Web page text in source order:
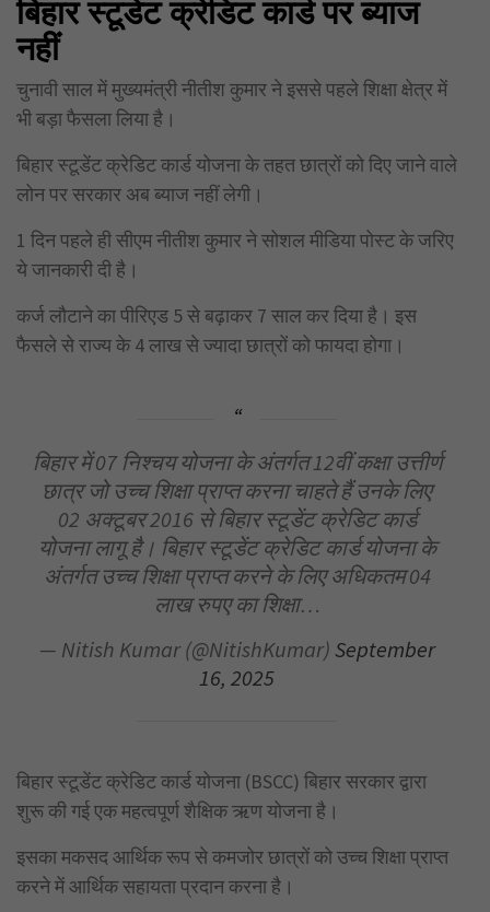
नहीं
चुनावी साल में मुख्यमंत्री नीतीश कुमार ने इससे पहले शिक्षा क्षेत्र में
भी बड़ा फैसला लिया है।
बिहार स्टूडेंट क्रेडिट कार्ड योजना के तहत छात्रों को दिए जाने वाले
लोन पर सरकार अब ब्याज नहीं लेगी।
1 दिन पहले ही सीएम नीतीश कुमार ने सोशल मीडिया पोस्ट के जरिए
ये जानकारी दी है।
कर्ज लौटाने का पीरिएड 5 से बढ़ाकर 7 साल कर दिया है। इस
फैसले से राज्य के 4 लाख से ज्यादा छात्रों को फायदा होगा।
बिहार में 07 निश्चय योजना के अंतर्गत 12वीं कक्षा उत्तीर्ण
छात्र जो उच्च शिक्षा प्राप्त करना चाहते हैं उनके लिए
02 अक्टूबर 2016 से बिहार स्टूडेंट क्रेडिट कार्ड
योजना लागू है। बिहार स्टूडेंट क्रेडिट कार्ड योजना के
अंतर्गत उच्च शिक्षा प्राप्त करने के लिए अधिकतम 04
लाख रुपए का शिक्षा…
— Nitish Kumar (@NitishKumar)September
16, 2025
बिहार स्टूडेंट क्रेडिट कार्ड योजना (BSCC) बिहार सरकार द्वारा
शुरू की गई एक महत्वपूर्ण शैक्षिक ऋण योजना है।
इसका मकसद आर्थिक रूप से कमजोर छात्रों को उच्च शिक्षा प्राप्त
करने में आर्थिक सहायता प्रदान करना है।